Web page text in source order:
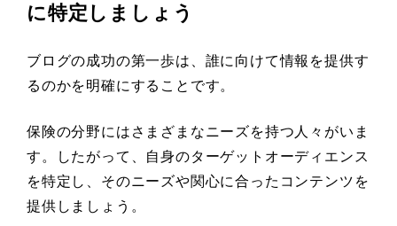
に特定しましょう
ブログの成功の第一歩は、誰に向けて情報を提供す
るのかを明確にすることです。
保険の分野にはさまざまなニーズを持つ人々がいま
す。したがって、自身のターゲットオーディエンス
を特定し、そのニーズや関心に合ったコンテンツを
提供しましょう。